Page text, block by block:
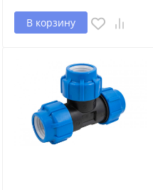
В корзину